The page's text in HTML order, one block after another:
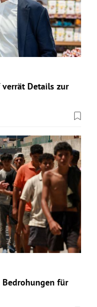
Details zur
Bedrohungen für